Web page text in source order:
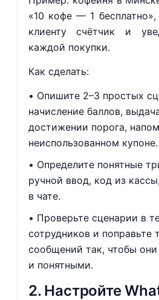
«10 кофе — 1
клиенту счётчик и
каждой покупки.
Как сделать:
Опишите 2–3 простых
начисление баллов,
достижении порога,
неиспользованном купоне.
Определите понятные
ручной ввод, код из
в чате.
Проверьте сценарии в
сотрудников и поправьте
сообщений так, чтобы
и понятными.
2. Настройте